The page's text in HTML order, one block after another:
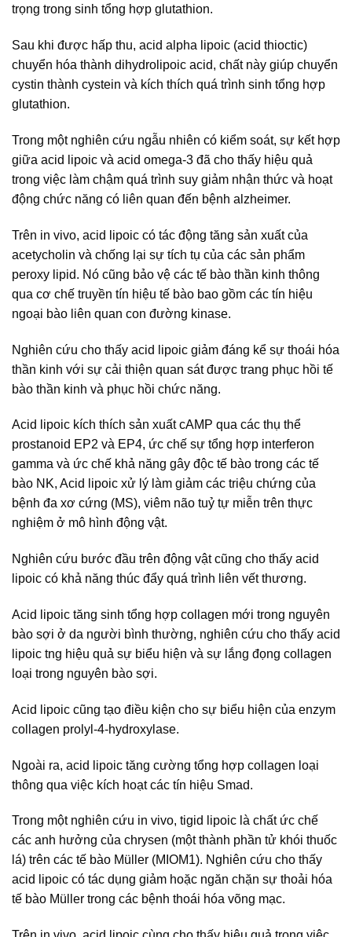
trọng trong sinh tổng hợp glutathion.
Sau khi được hấp thu, acid alpha lipoic (acid thioctic)
chuyển hóa thành dihydrolipoic acid, chất này giúp chuyển
cystin thành cystein và kích thích quá trình sinh tổng hợp
glutathion.
Trong một nghiên cứu ngẫu nhiên có kiểm soát, sự kết hợp
giữa acid lipoic và acid omega-3 đã cho thấy hiệu quả
trong việc làm chậm quá trình suy giảm nhận thức và hoạt
động chức năng có liên quan đến bệnh alzheimer.
Trên in vivo, acid lipoic có tác động tăng sản xuất của
acetycholin và chống lại sự tích tụ của các sản phẩm
peroxy lipid. Nó cũng bảo vệ các tế bào thần kinh thông
qua cơ chế truyền tín hiệu tế bào bao gồm các tín hiệu
ngoại bào liên quan con đường kinase.
Nghiên cứu cho thấy acid lipoic giảm đáng kể sự thoái hóa
thần kinh với sự cải thiện quan sát được trang phục hồi tế
bào thần kinh và phục hồi chức năng.
Acid lipoic kích thích sản xuất cAMP qua các thụ thể
prostanoid EP2 và EP4, ức chế sự tổng hợp interferon
gamma và ức chế khả năng gây độc tế bào trong các tế
bào NK, Acid lipoic xử lý làm giảm các triệu chứng của
bệnh đa xơ cứng (MS), viêm não tuỷ tự miễn trên thực
nghiệm ở mô hình động vật.
Nghiên cứu bước đầu trên động vật cũng cho thấy acid
lipoic có khả năng thúc đẩy quá trình liên vết thương.
Acid lipoic tăng sinh tổng hợp collagen mới trong nguyên
bào sợi ở da người bình thường, nghiên cứu cho thấy acid
lipoic tng hiệu quả sự biểu hiện và sự lắng đọng collagen
loại trong nguyên bào sợi.
Acid lipoic cũng tạo điều kiện cho sự biểu hiện của enzym
collagen prolyl-4-hydroxylase.
Ngoài ra, acid lipoic tăng cường tổng hợp collagen loại
thông qua việc kích hoạt các tín hiệu Smad.
Trong một nghiên cứu in vivo, tigid lipoic là chất ức chế
các anh hưởng của chrysen (một thành phần tử khói thuốc
lá) trên các tế bào Müller (MIOM1). Nghiên cứu cho thấy
acid lipoic có tác dụng giảm hoặc ngăn chặn sự thoải hóa
tế bào Müller trong các bệnh thoái hóa võng mạc.